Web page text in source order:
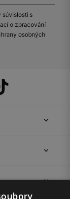
súvislosti s
o zpracování
osobných